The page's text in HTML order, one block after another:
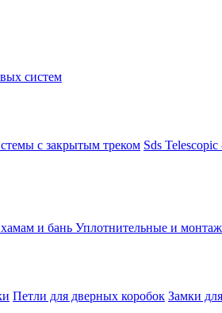
систем
с закрытым треком Sds
и бань Уплотнительные и
Петли для дверных коробок Замки